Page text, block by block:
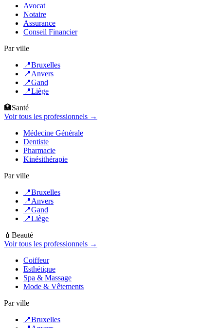
Avocat
Notaire
Assurance
Conseil Financier
Par ville
📍Bruxelles
📍Anvers
📍Gand
📍Liège
🏥Santé
Voir tous les professionnels →
Médecine Générale
Dentiste
Pharmacie
Kinésithérapie
Par ville
📍Bruxelles
📍Anvers
📍Gand
📍Liège
💄 Beauté
Voir tous les professionnels →
Coiffeur
Esthétique
Spa & Massage
Mode & Vêtements
Par ville
📍Bruxelles